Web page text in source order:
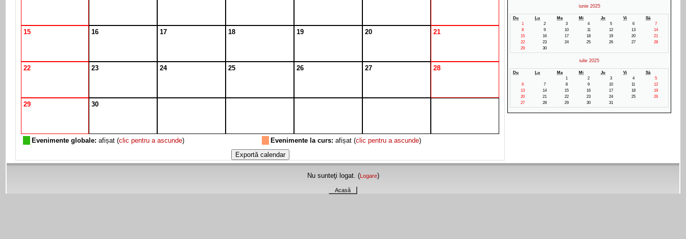
15 16 17 18 19 20 21
22 23 24 25 26 27 28
29 30
Evenimente globale: afișat (clic pentru a ascunde) Evenimente la curs: afișat (clic pentru a ascunde)
iunie 2025
Du Lu Ma Mi Jo Vi
Sâ
1
2 3 4 5 6
7
8
9 10 11 12 13
14
15
16 17 18 19 20
21
22
23 24 25 26 27
28
29
30
iulie 2025
Du Lu Ma Mi Jo Vi
Sâ
1
2 3 4
5
6
7 8 9 10 11
12
13
14 15 16 17 18
19
20
21 22 23 24 25
26
27
28 29 30 31
Nu sunteţi logat. (Logare)
Acasă